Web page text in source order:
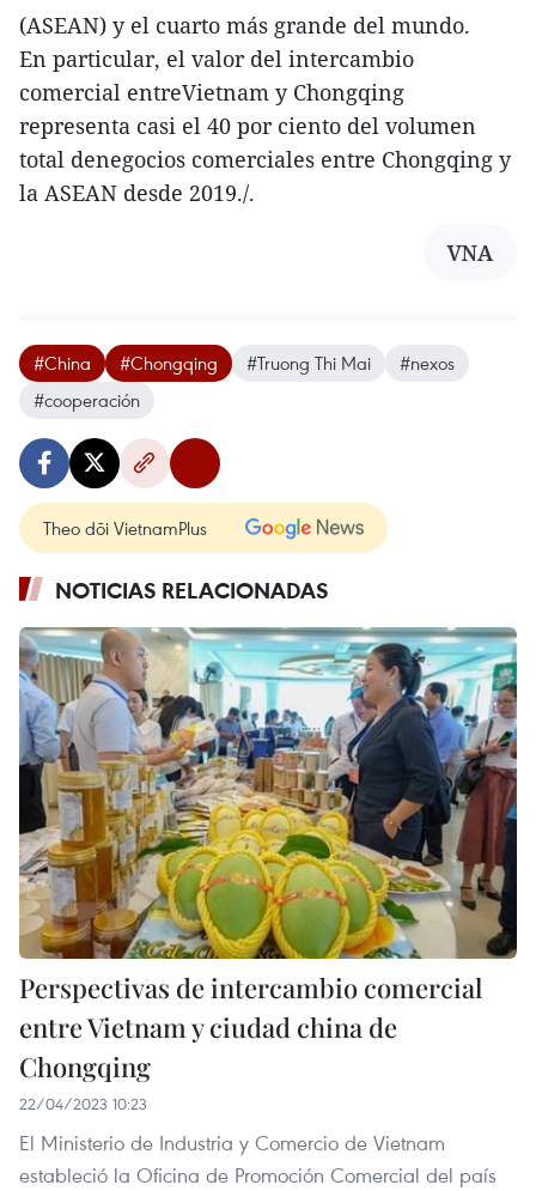
(ASEAN) y el cuarto más grande del mundo.
En particular, el valor del intercambio
comercial entreVietnam y Chongqing
representa casi el 40 por ciento del volumen
total denegocios comerciales entre Chongqing y
la ASEAN desde 2019./.
VNA
#China #Chongqing #Truong Thi Mai
#nexos
#cooperación
Theo dõi VietnamPlus
NOTICIAS RELACIONADAS
Perspectivas de intercambio comercial
entre Vietnam y ciudad china de
Chongqing
22/04/2023 10:23
El Ministerio de Industria y Comercio de Vietnam
estableció la Oficina de Promoción Comercial del país